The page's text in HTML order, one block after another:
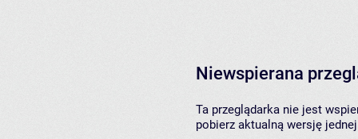
Niewspierana
Ta przeglądarka nie jest
pobierz aktualną wersję